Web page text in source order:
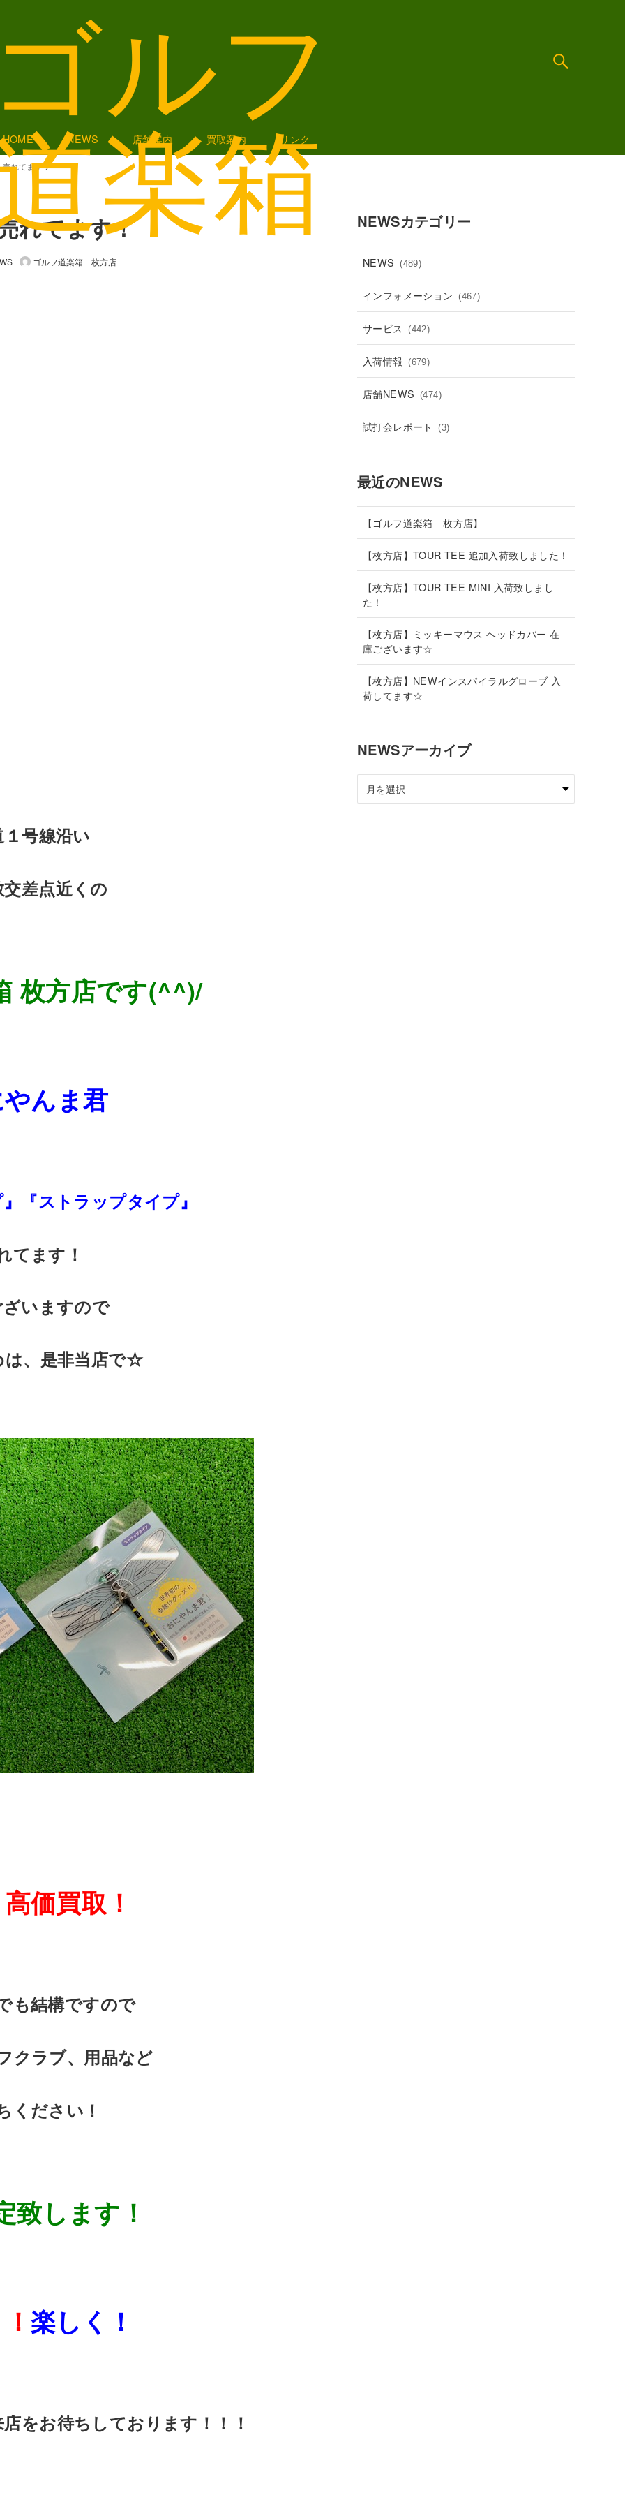
HOME NEWS 店舗案内 買取案内 リンク
売れてます！
れてます！
ゴルフ道楽箱 枚方店
号線沿い
差点近くの
枚方店です(^^)/
んま君
『ストラップタイプ』
てます！
いますので
は、是非当店で☆
価買取！
も結構ですので
クラブ、用品など
ください！
致します！
楽しく！
をお待ちしております！！！
NEWSカテゴリー
NEWS (489)
インフォメーション (467)
サービス (442)
入荷情報 (679)
店舗NEWS (474)
試打会レポート (3)
最近のNEWS
【ゴルフ道楽箱 枚方店】
【枚方店】TOUR TEE 追加入荷致しました！
【枚方店】TOUR TEE MINI 入荷致しまし
た！
【枚方店】ミッキーマウス ヘッドカバー 在
庫ございます☆
【枚方店】NEWインスパイラルグローブ 入
荷してます☆
NEWSアーカイブ
NEWS